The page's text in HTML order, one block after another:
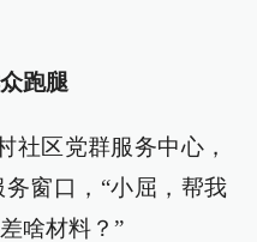
跑腿
社区党群服务中心，
窗口，“小屈，帮我
啥材料？”